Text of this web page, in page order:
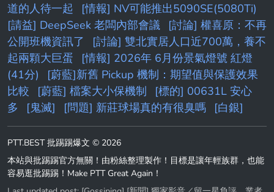
道的人待一起
[情報] NV可能推出5090SE(5080Ti)
[請益] DeepSeek 老闆內部會議
[討論] 權喜原：不再
公開班機資訊了
[討論] 雙北實居人口近700萬，養不
起兩顆大巨蛋
[情報] 2026年 6月份景氣燈號 紅燈
(41分)
[蔚藍]新舊 Pickup 機制：期望值與保護效果
比較
[蔚藍] 檔案大小保機制
[標的] 00631L 安心
多
[鬼滅] [問題] 新莊球場真的有很臭嗎 [白銀]
PTT.BEST 批踢踢爆文 © 2026
本站與批踢踢官方無關！由粉絲整理製作！目標是讓年輕族群，也能
容易逛批踢踢！Make PTT Great Again！